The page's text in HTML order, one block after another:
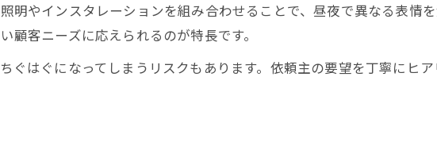
造園におけるデザインと機能性の両立法
個性を表現する造園の創作プロセス解説
アートと造園の融合が生む新たな庭空間
明やインスタレーションを組み合わせることで、昼夜で異なる表情
客ニーズに応えられるのが特長です。
ぐはぐになってしまうリスクもあります。依頼主の要望を丁寧にヒ